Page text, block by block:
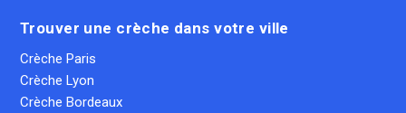
Trouver une crèche dans votre ville
Crèche Paris
Crèche Lyon
Crèche Bordeaux